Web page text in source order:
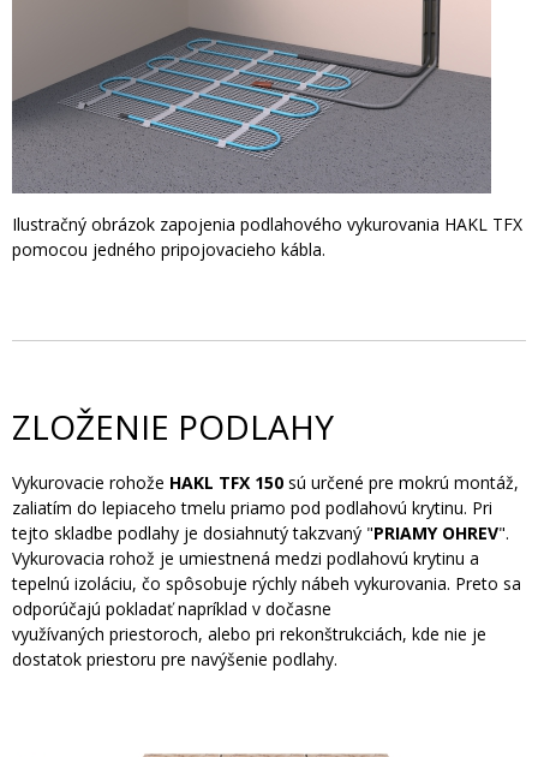
Ilustračný obrázok zapojenia podlahového vykurovania HAKL TFX
pomocou jedného pripojovacieho kábla.
ZLOŽENIE PODLAHY
Vykurovacie rohože HAKL TFX 150 sú určené pre mokrú montáž,
zaliatím do lepiaceho tmelu priamo pod podlahovú krytinu. Pri
tejto skladbe podlahy je dosiahnutý takzvaný "PRIAMY OHREV".
Vykurovacia rohož je umiestnená medzi podlahovú krytinu a
tepelnú izoláciu, čo spôsobuje rýchly nábeh vykurovania. Preto sa
odporúčajú pokladať napríklad v dočasne
využívaných priestoroch, alebo pri rekonštrukciách, kde nie je
dostatok priestoru pre navýšenie podlahy.